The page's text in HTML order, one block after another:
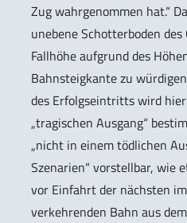
Zug wahrgenommen hat.“
unebene Schotterboden
Fallhöhe aufgrund des
Bahnsteigkante zu
des Erfolgseintritts wird
„tragischen Ausgang“
„nicht in einem tödlichen
Szenarien“ vorstellbar, wie
vor Einfahrt der nächsten
verkehrenden Bahn aus